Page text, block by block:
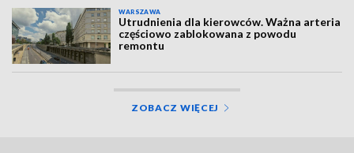
WARSZAWA
Utrudnienia dla kierowców. Ważna arteria
częściowo zablokowana z powodu
remontu
ZOBACZ WIĘCEJ